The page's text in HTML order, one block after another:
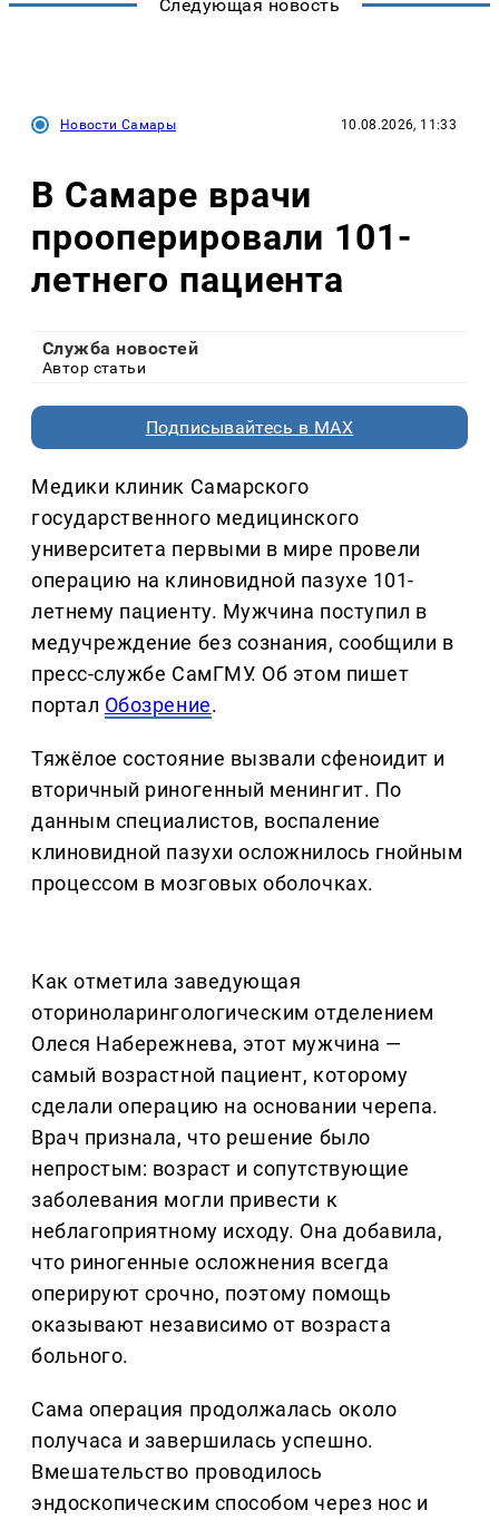
Следующая новость
Новости Самары 10.08.2026, 11:33
В Самаре врачи
прооперировали 101-
летнего пациента
Служба новостей
Автор статьи
Подписывайтесь в MAX
Медики клиник Самарского
государственного медицинского
университета первыми в мире провели
операцию на клиновидной пазухе 101-
летнему пациенту. Мужчина поступил в
медучреждение без сознания, сообщили в
пресс-службе СамГМУ. Об этом пишет
портал Обозрение.
Тяжёлое состояние вызвали сфеноидит и
вторичный риногенный менингит. По
данным специалистов, воспаление
клиновидной пазухи осложнилось гнойным
процессом в мозговых оболочках.
Как отметила заведующая
оториноларингологическим отделением
Олеся Набережнева, этот мужчина —
самый возрастной пациент, которому
сделали операцию на основании черепа.
Врач признала, что решение было
непростым: возраст и сопутствующие
заболевания могли привести к
неблагоприятному исходу. Она добавила,
что риногенные осложнения всегда
оперируют срочно, поэтому помощь
оказывают независимо от возраста
больного.
Сама операция продолжалась около
получаса и завершилась успешно.
Вмешательство проводилось
эндоскопическим способом через нос и